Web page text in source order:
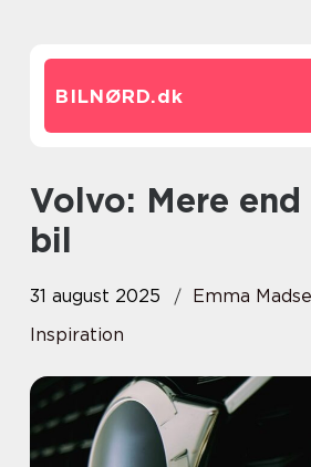
BILNØRD.dk
Volvo: Mere end bare en
bil
31 august 2025
Emma
Inspiration